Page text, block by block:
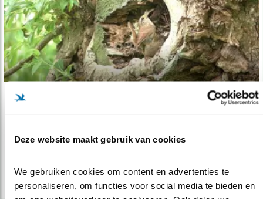
Deze website maakt gebruik van cookies
We gebruiken cookies om content en advertenties te
personaliseren, om functies voor social media te bieden en
Video
08.07.21Hebben de vogels zich verstopt?